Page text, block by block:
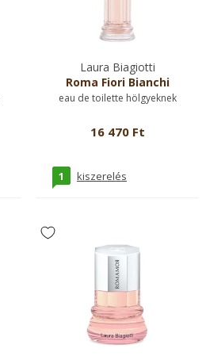
Laura Biagiotti
Roma Fiori Bianchi
eau de toilette hölgyeknek
16 470 Ft
1 kiszerelés